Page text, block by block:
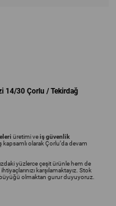
14/30 Çorlu / Tekirdağ
üretimi veiş güvenlik
olarak Çorlu’da devam
yüzlerce çeşit ürünle hem de
karşılamaktayız. Stok
olmaktan gurur duyuyoruz.